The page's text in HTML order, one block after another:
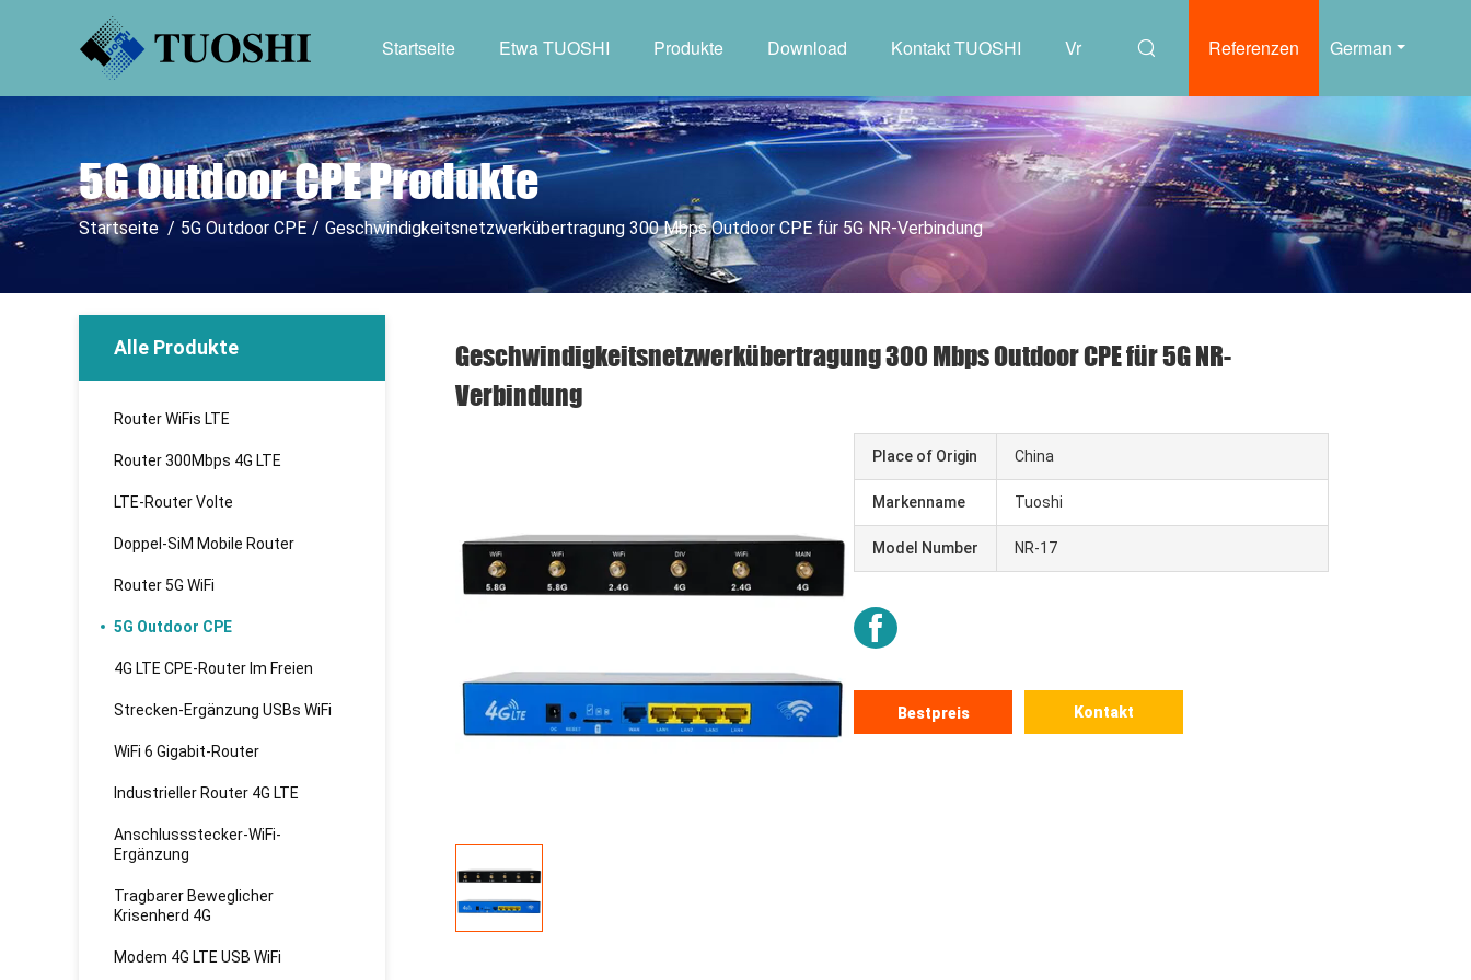
German
Referenzen
Startseite Etwa TUOSHI Produkte Download Kontakt TUOSHI Vr
5G Outdoor CPE Produkte
Startseite / 5G Outdoor CPE / Geschwindigkeitsnetzwerkübertragung 300 Mbps Outdoor CPE für 5G NR-Verbindung
Alle Produkte
Router WiFis LTE
Router 300Mbps 4G LTE
LTE-Router Volte
Doppel-SiM Mobile Router
Router 5G WiFi
5G Outdoor CPE
4G LTE CPE-Router Im Freien
Strecken-Ergänzung USBs WiFi
WiFi 6 Gigabit-Router
Industrieller Router 4G LTE
Anschlussstecker-WiFi-
Ergänzung
Tragbarer Beweglicher
Krisenherd 4G
Modem 4G LTE USB WiFi
Geschwindigkeitsnetzwerkübertragung 300 Mbps Outdoor CPE für 5G NR-
Verbindung
Place of Origin China
Markenname Tuoshi
Model Number NR-17
Bestpreis Kontakt